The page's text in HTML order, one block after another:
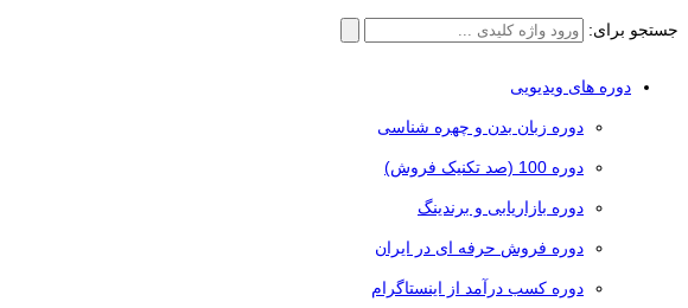
جستجو برای:
دوره های ویدیویی
دوره زبان بدن و چهره شناسی
دوره 100 (صد تکنیک فروش)
دوره بازاریابی و برندینگ
دوره فروش حرفه ای در ایران
دوره کسب درآمد از اینستاگرام